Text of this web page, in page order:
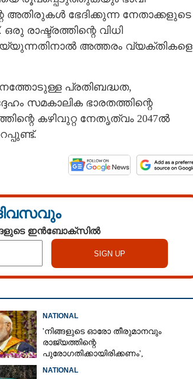
അതിരുകൾ ഭേദിക്കുന്ന നേതാക്കളുടെ
രാഷ്ട്രത്തിന്റെ വിധി
അത്തരം വ്യക്തികളെ
പ്രതിബദ്ധത,
സമകാലിക ഭാരതത്തിന്റെ
കഴിവുറ്റ നേതൃത്വം 2047ൽ
ഇൻബോക്സിൽ
NATIONAL
'നിങ്ങളുടെ ഓരോ തീരുമാനവും
രാജ്യത്തിന്റെ
പുരോഗതിക്കായിരിക്കണം',​
NATIONAL